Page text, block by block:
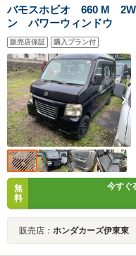
バモスホビオ 660 M
ン パワーウィンドウ
販売店保証 購入プラン付
無
料
今すぐ
販売店： ホンダカーズ伊東東